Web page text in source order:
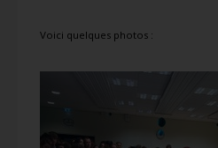
Voici quelques photos :